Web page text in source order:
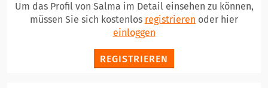
Um das Profil von Salma im Detail einsehen zu können,
müssen Sie sich kostenlos registrieren oder hier
einloggen
REGISTRIEREN